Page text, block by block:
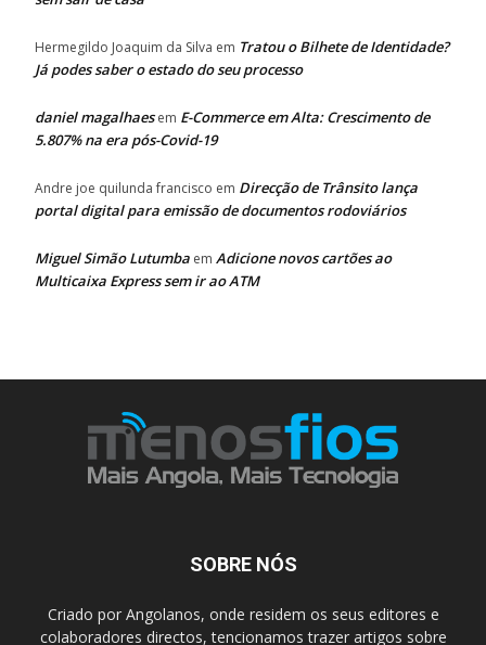
Hermegildo Joaquim da Silva em Tratou o Bilhete de Identidade?
Já podes saber o estado do seu processo
daniel magalhaesem E-Commerce em Alta: Crescimento de
5.807% na era pós-Covid-19
Andre joe quilunda francisco em Direcção de Trânsito lança
portal digital para emissão de documentos rodoviários
Miguel Simão Lutumba em Adicione novos cartões ao
Multicaixa Express sem ir ao ATM
SOBRE NÓS
Criado por Angolanos, onde residem os seus editores e
colaboradores directos, tencionamos trazer artigos sobre